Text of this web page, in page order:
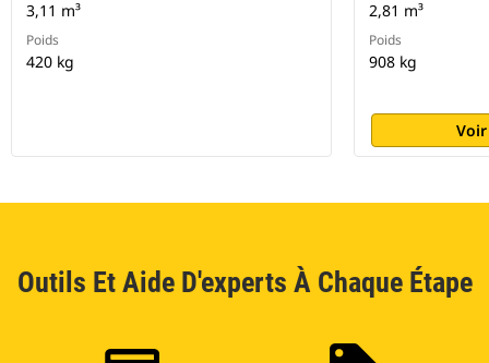
3,11 m³
Poids
420 kg
2,81 m³
Poids
908 kg
Outils Et Aide D'experts À Chaque Étape